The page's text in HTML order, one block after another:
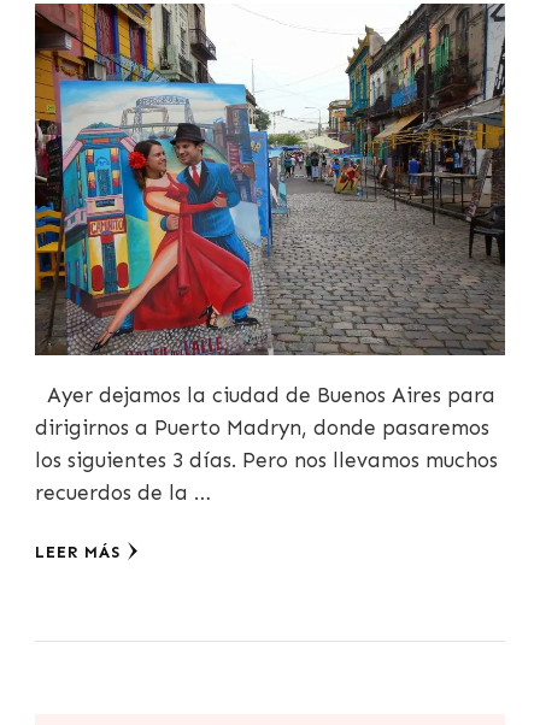
Ayer dejamos la ciudad de Buenos Aires para
dirigirnos a Puerto Madryn, donde pasaremos
los siguientes 3 días. Pero nos llevamos muchos
recuerdos de la …
LEER MÁS